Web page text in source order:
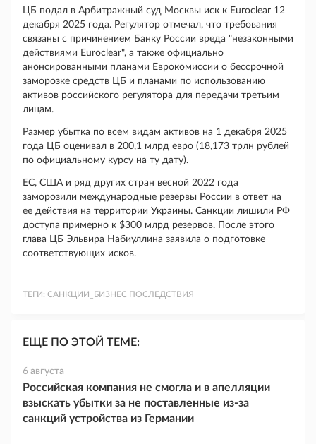
ЦБ подал в Арбитражный суд Москвы иск к Euroclear 12
декабря 2025 года. Регулятор отмечал, что требования
связаны с причинением Банку России вреда "незаконными
действиями Euroclear", а также официально
анонсированными планами Еврокомиссии о бессрочной
заморозке средств ЦБ и планами по использованию
активов российского регулятора для передачи третьим
лицам.
Размер убытка по всем видам активов на 1 декабря 2025
года ЦБ оценивал в 200,1 млрд евро (18,173 трлн рублей
по официальному курсу на ту дату).
ЕС, США и ряд других стран весной 2022 года
заморозили международные резервы России в ответ на
ее действия на территории Украины. Санкции лишили РФ
доступа примерно к $300 млрд резервов. После этого
глава ЦБ Эльвира Набиуллина заявила о подготовке
соответствующих исков.
ТЕГИ: САНКЦИИ_БИЗНЕС ПОСЛЕДСТВИЯ
ЕЩЕ ПО ЭТОЙ ТЕМЕ:
6 августа
Российская компания не смогла и в апелляции
взыскать убытки за не поставленные из-за
санкций устройства из Германии